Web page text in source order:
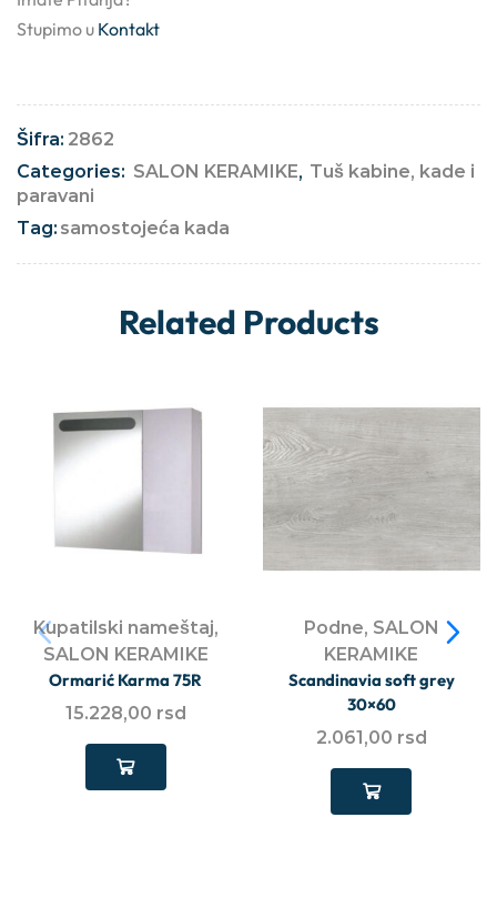
Stupimo u Kontakt
Šifra: 2862
Categories: SALON KERAMIKE, Tuš kabine, kade i
paravani
Tag: samostojeća kada
Related Products
Kupatilski nameštaj,
SALON KERAMIKE
Ormarić Karma 75R
15.228,00 rsd
Podne, SALON
KERAMIKE
Scandinavia soft grey
30×60
2.061,00 rsd